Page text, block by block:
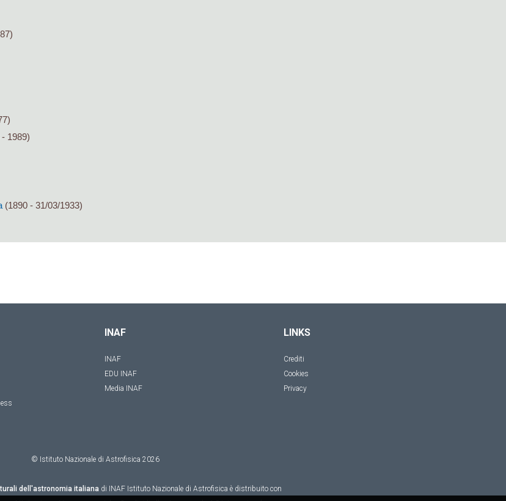
1989)
(1890 - 31/03/1933)
INAF
INAF
EDU INAF
Media INAF
LINKS
Crediti
Cookies
Privacy
© Istituto Nazionale di Astrofisica 2026
dell'astronomia italianadi INAF Istituto Nazionale di Astrofisica è distribuito con